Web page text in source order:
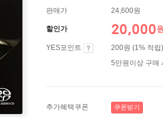
판매가 24,600원
할인가 20,000원
YES포인트
200원 (1% 적립
5만원이상 구매
추가혜택쿠폰 쿠폰받기